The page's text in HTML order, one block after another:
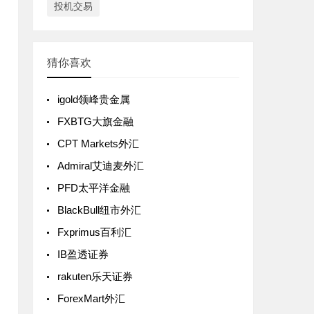
投机交易
猜你喜欢
igold领峰贵金属
FXBTG大旗金融
CPT Markets外汇
Admiral艾迪麦外汇
PFD太平洋金融
BlackBull纽市外汇
Fxprimus百利汇
IB盈透证券
rakuten乐天证券
ForexMart外汇